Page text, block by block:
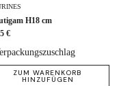
H18 cm
€
ZUM WARENKORB
HINZUFÜGEN